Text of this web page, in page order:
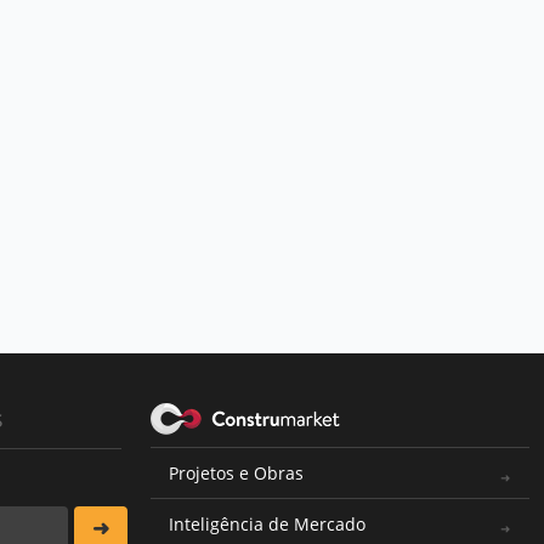
Projetos e Obras
Inteligência de Mercado